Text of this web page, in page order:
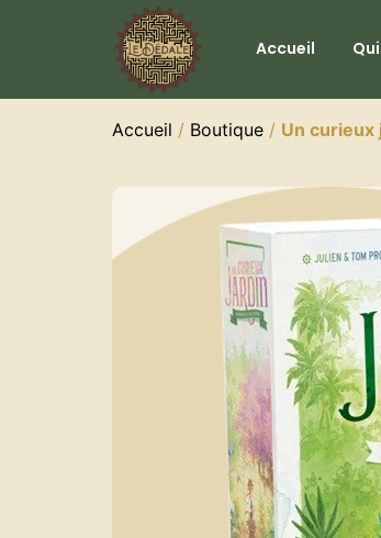
Accueil
Accueil / Boutique / Un curieux